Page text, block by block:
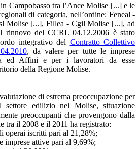
Campobasso tra l’Ance Molise [...] e le
di categoria, nell’ordine: Feneal -
Molise [...], Fillea - Cgil Molise [...], ad
rinnovo del CCRL 04.12.2006 è stato
integrativo del Contratto Collettivo
, da valere per tutte le imprese
ed Affini e per i lavoratori da esse
della Regione Molise.
di estrema preoccupazione per
edilizio nel Molise, situazione
preoccupanti che provengono dalla
tra il 2008 e il 2011 ha registrato:
operai iscritti pari al 21,28%;
imprese attive pari al 9,69%;